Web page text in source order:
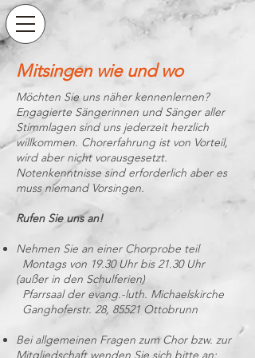
Mitsingen wie und wo
Möchten Sie uns näher kennenlernen?
Engagierte Sängerinnen und Sänger aller
Stimmlagen sind uns jederzeit herzlich
willkommen. Chorerfahrung ist von Vorteil,
wird aber nicht vorausgesetzt.
Notenkenntnisse sind erforderlich aber es
muss niemand Vorsingen.
Rufen Sie uns an!
Nehmen Sie an einer Chorprobe teil
Montags von 19.30 Uhr bis 21.30 Uhr
(außer in den Schulferien)
Pfarrsaal der evang.-luth. Michaelskirche
Ganghoferstr. 28, 85521 Ottobrunn
Bei allgemeinen Fragen zum Chor bzw. zur
Mitgliedschaft wenden Sie sich bitte an: